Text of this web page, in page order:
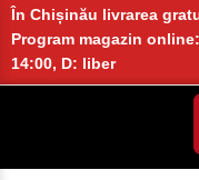
În Chișinău livrarea
Program magazin
14:00, D: liber